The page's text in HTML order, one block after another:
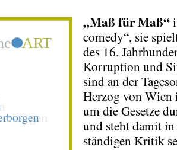
„Maß für Maß“
comedy“, sie
des 16.
Korruption und
sind an der
Herzog von Wien
um die Gesetze
und steht damit
ständigen Kritik